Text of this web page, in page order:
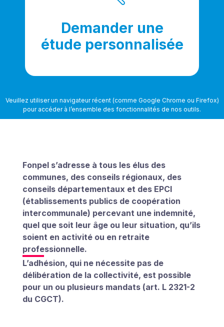
Demander une
étude personnalisée
Veuillez utiliser un navigateur récent (comme Google Chrome ou Firefox)
pour accéder à l’ensemble des fonctionnalités de nos outils.
Fonpel s’adresse à tous les élus des
communes, des conseils régionaux, des
conseils départementaux et des EPCI
(établissements publics de coopération
intercommunale) percevant une indemnité,
quel que soit leur âge ou leur situation, qu’ils
soient en activité ou en retraite
professionnelle.
L’adhésion, qui ne nécessite pas de
délibération de la collectivité, est possible
pour un ou plusieurs mandats (art. L 2321-2
du CGCT).